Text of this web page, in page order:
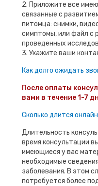
2. Приложите все
связанные с
питомца: снимки,
симптомы, или файл с
проведенных
3. Укажите ваши
Как долго ожидать
После оплаты
вами в течение 1-7
Сколько длится
Длительность
время консультации
имеющиеся у вас
необходимые
заболевания. В этом
потребуется более